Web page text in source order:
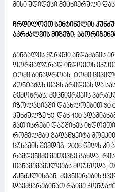
მისი უდიდესი მეცნიერული
ჩრდილოეთ სენტინელის
აკრძალვის მიზეზი:
ბენგალის ყურეში
ფორმალურად ინდოეთს
ტომი ბინადრობს. ტომი
კონტაქტს თავს არიდებს და
შემოჭრას. მეცნიერების
იზოლაციაში დაახლოებით 60
კუნძულზე 50-დან 400
მათ ისრები დაუშინეს
რომელმაც გადაწყვიტა
ცუნამის შემდეგ. 2006 წელს
რამდენიმე მეთევზე გახდა,
თანამემამულეებს მოუწოდა,
კუნძულისგან. მეცნიერების
დაემყარებინათ რაიმე